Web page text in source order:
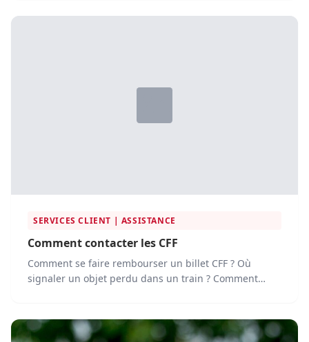
SERVICES CLIENT | ASSISTANCE
Comment contacter les CFF
Comment se faire rembourser un billet CFF ? Où
signaler un objet perdu dans un train ? Comment